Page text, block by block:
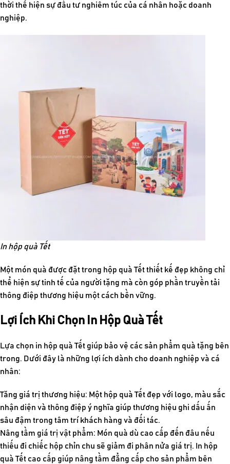
thời thể hiện sự đầu tư nghiêm túc của cá nhân hoặc doanh
nghiệp.
In hộp quà Tết
Một món quà được đặt trong hộp quà Tết thiết kế đẹp không chỉ
thể hiện sự tinh tế của người tặng mà còn góp phần truyền tải
thông điệp thương hiệu một cách bền vững.
Lợi Ích Khi Chọn In Hộp Quà Tết
Lựa chọn in hộp quà Tết giúp bảo vệ các sản phẩm quà tặng bên
trong. Dưới đây là những lợi ích dành cho doanh nghiệp và cá
nhân:
Tăng giá trị thương hiệu: Một hộp quà Tết đẹp với logo, màu sắc
nhận diện và thông điệp ý nghĩa giúp thương hiệu ghi dấu ấn
sâu đậm trong tâm trí khách hàng và đối tác.
Nâng tầm giá trị vật phẩm: Món quà dù cao cấp đến đâu nếu
thiếu đi chiếc hộp chỉn chu sẽ giảm đi phân nửa giá trị. In hộp
quà Tết cao cấp giúp nâng tầm đẳng cấp cho sản phẩm bên